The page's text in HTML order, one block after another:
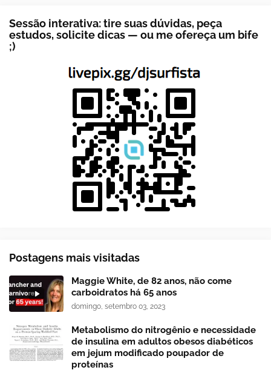
Sessão interativa: tire suas dúvidas, peça
estudos, solicite dicas — ou me ofereça um bife
;)
Postagens mais visitadas
Maggie White, de 82 anos, não come
carboidratos há 65 anos
domingo, setembro 03, 2023
Metabolismo do nitrogênio e necessidade
de insulina em adultos obesos diabéticos
em jejum modificado poupador de
proteínas